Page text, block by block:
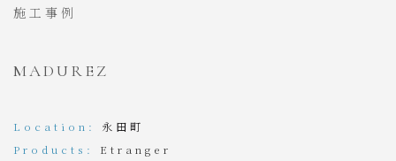
施工事例
MADUREZ
Location: 永田町
Products:
Etranger